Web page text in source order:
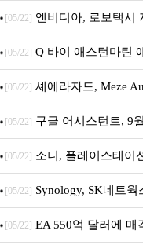
이트
[05/22] 엔비디아, 로보택시
‘알파마요 2 슈퍼’ 상업적
[05/22] Q 바이 애스턴마틴
지 담은 ‘헤리티지 에디션
[05/22] 셰에라자드, Meze
[05/22] 구글 어시스턴트, 9
차 서비스 종료
[05/22] 소니, 플레이스테이
[05/22] Synology, SK네트
판매 파트너십 체결
[05/22] EA 550억 달러에 매